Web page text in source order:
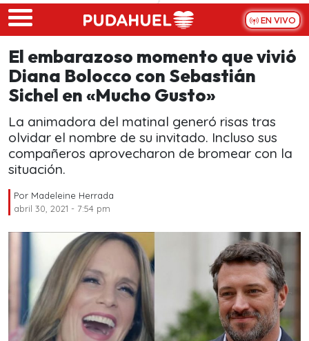
Skip to main content
EN VIVO
El embarazoso momento que vivió
Diana Bolocco con Sebastián
Sichel en «Mucho Gusto»
La animadora del matinal generó risas tras
olvidar el nombre de su invitado. Incluso sus
compañeros aprovecharon de bromear con la
situación.
Por Madeleine Herrada
abril 30, 2021 - 7:54 pm